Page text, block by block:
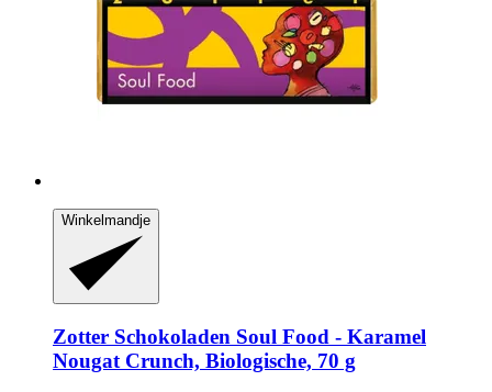
Winkelmandje
Zotter Schokoladen Soul Food -​ Karamel
Nougat Crunch, Biologische, 70 g